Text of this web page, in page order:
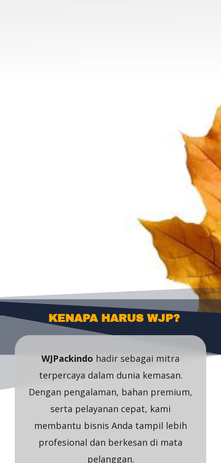
KENAPA HARUS WJP?
WJPackindo hadir sebagai mitra
terpercaya dalam dunia kemasan.
Dengan pengalaman, bahan premium,
serta pelayanan cepat, kami
membantu bisnis Anda tampil lebih
profesional dan berkesan di mata
pelanggan.